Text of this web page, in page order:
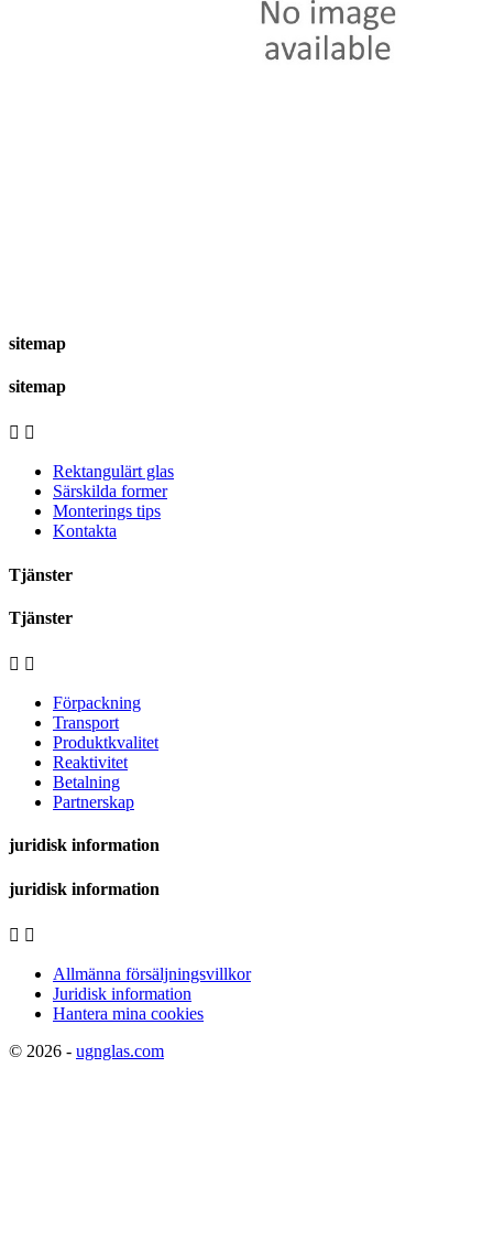
sitemap
sitemap
 
Rektangulärt glas
Särskilda former
Monterings tips
Kontakta
Tjänster
Tjänster
 
Förpackning
Transport
Produktkvalitet
Reaktivitet
Betalning
Partnerskap
juridisk information
juridisk information
 
Allmänna försäljningsvillkor
Juridisk information
Hantera mina cookies
© 2026 - ugnglas.com